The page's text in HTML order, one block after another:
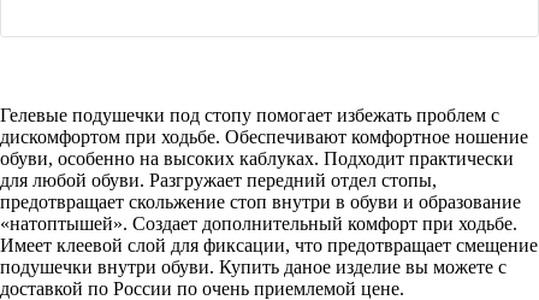
Гелевые подушечки под стопу помогает избежать проблем с
дискомфортом при ходьбе. Обеспечивают комфортное ношение
обуви, особенно на высоких каблуках. Подходит практически
для любой обуви. Разгружает передний отдел стопы,
предотвращает скольжение стоп внутри в обуви и образование
«натоптышей». Создает дополнительный комфорт при ходьбе.
Имеет клеевой слой для фиксации, что предотвращает смещение
подушечки внутри обуви. Купить даное изделие вы можете с
доставкой по России по очень приемлемой цене.